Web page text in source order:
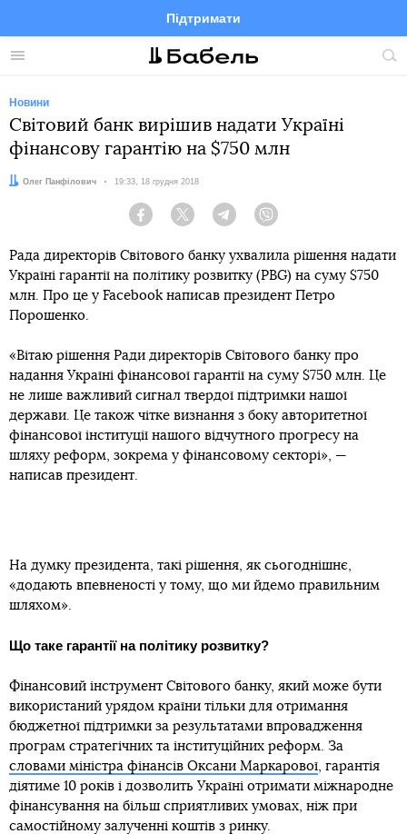
Меню
Підтримати
FacebookTelegramTwitter
Новини
Світовий банк вирішив надати Україні
фінансову гарантію на $750 млн
Автор:
Олег Панфілович Дата:
19:33, 18 грудня 2018
Facebook Twitter Telegram
Рада директорів Світового банку ухвалила рішення надати
Україні гарантії на політику розвитку (PBG) на суму $750
млн. Про це у Facebook написав президент Петро
Порошенко.
«Вітаю рішення Ради директорів Світового банку про
надання Україні фінансової гарантії на суму $750 млн. Це
не лише важливий сигнал твердої підтримки нашої
держави. Це також чітке визнання з боку авторитетної
фінансової інституції нашого відчутного прогресу на
шляху реформ, зокрема у фінансовому секторі», —
написав президент.
На думку президента, такі рішення, як сьогоднішнє,
«додають впевненості у тому, що ми йдемо правильним
шляхом».
Що таке гарантії на політику розвитку?
Фінансовий інструмент Світового банку, який може бути
використаний урядом країни тільки для отримання
бюджетної підтримки за результатами впровадження
програм стратегічних та інституційних реформ. За
словами міністра фінансів Оксани Маркарової, гарантія
діятиме 10 років і дозволить Україні отримати міжнародне
фінансування на більш сприятливих умовах, ніж при
самостійному залученні коштів з ринку.